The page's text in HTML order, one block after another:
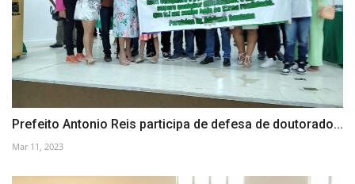
Prefeito Antonio Reis participa de defesa de doutorado...
Mar 11, 2023